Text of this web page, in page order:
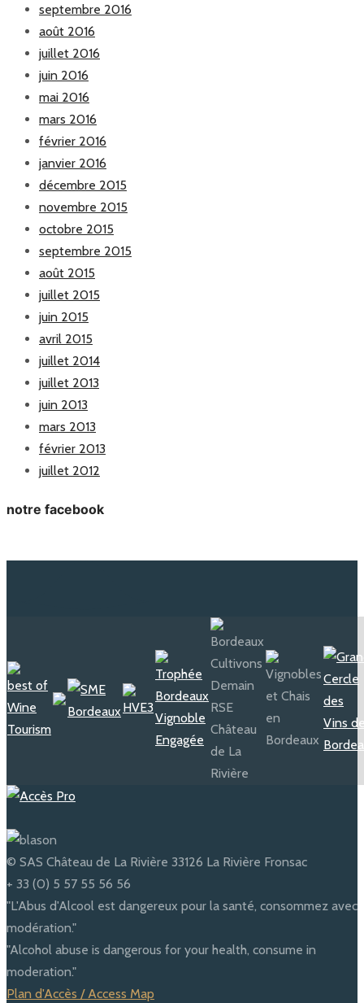
septembre 2016
août 2016
juillet 2016
juin 2016
mai 2016
mars 2016
février 2016
janvier 2016
décembre 2015
novembre 2015
octobre 2015
septembre 2015
août 2015
juillet 2015
juin 2015
avril 2015
juillet 2014
juillet 2013
juin 2013
mars 2013
février 2013
juillet 2012
notre facebook
© SAS Château de La Rivière 33126 La Rivière Fronsac
+ 33 (0) 5 57 55 56 56
"L'Abus d'Alcool est dangereux pour la santé, consommez avec
modération."
"Alcohol abuse is dangerous for your health, consume in
moderation."
Plan d'Accès / Access Map